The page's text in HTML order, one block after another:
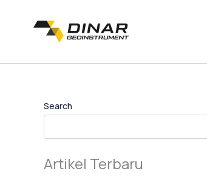
Search
Artikel Terbaru